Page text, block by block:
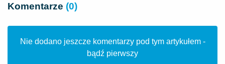
Komentarze (0)
Nie dodano jeszcze komentarzy pod tym artykułem -
bądź pierwszy